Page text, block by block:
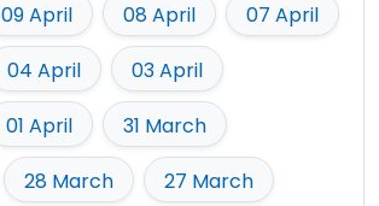
09 April 08 April
07 April
04 April
03 April
01 April
31 March
28 March
27 March